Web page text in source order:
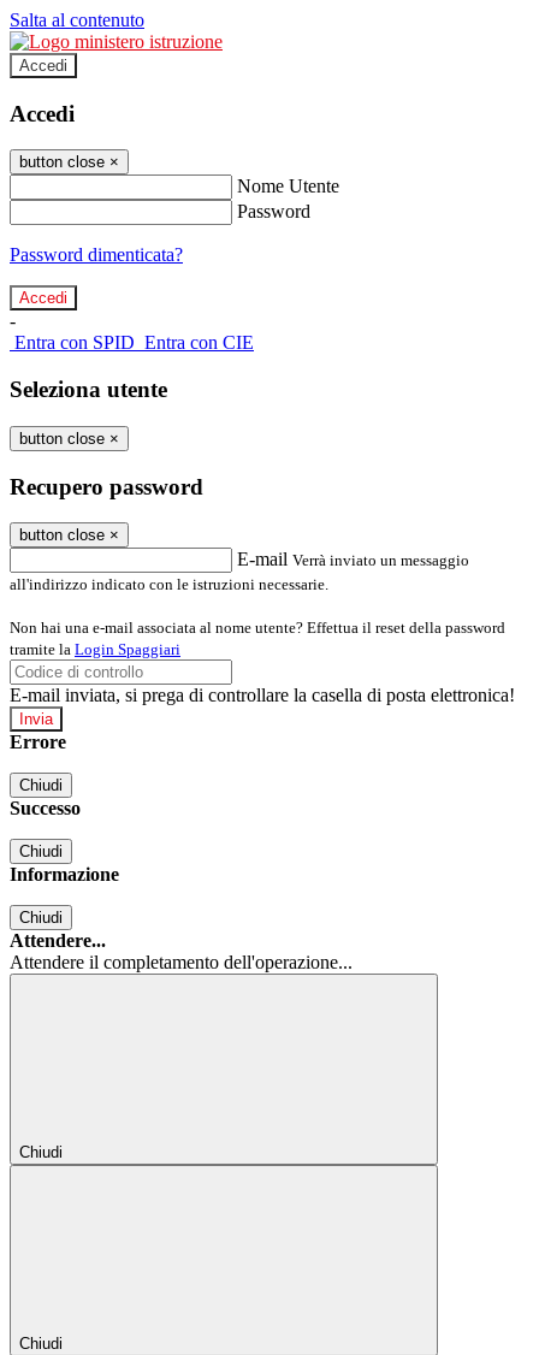
Salta al contenuto
Accedi
Accedi
button close ×
Nome Utente
Password
Password dimenticata?
-
Entra con SPID Entra con CIE
Seleziona utente
button close ×
Recupero password
button close ×
E-mail Verrà inviato un messaggio
all'indirizzo indicato con le istruzioni necessarie.
Non hai una e-mail associata al nome utente? Effettua il reset della password
tramite la Login Spaggiari
E-mail inviata, si prega di controllare la casella di posta elettronica!
Errore
Chiudi
Successo
Chiudi
Informazione
Chiudi
Attendere...
Attendere il completamento dell'operazione...
Chiudi
Chiudi